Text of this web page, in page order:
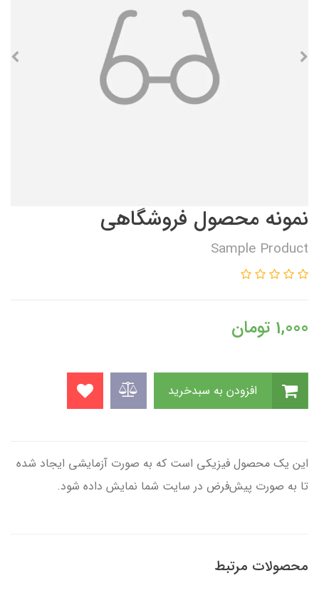
نمونه محصول فروشگاهی
Sample Product
1,000 تومان
این یک محصول فیزیکی است که به صورت آزمایشی ایجاد شده
تا به صورت پیش‌فرض در سایت شما نمایش داده شود.
محصولات مرتبط